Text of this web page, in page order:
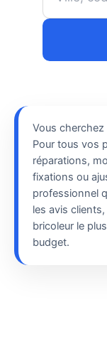
Vous cherchez
Pour tous vos
réparations,
fixations ou
professionnel
les avis
bricoleur le
budget.